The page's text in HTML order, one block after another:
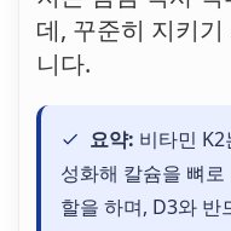
데, 꾸준히 지키
니다.
요약: 비타민
성화해 칼슘을 뼈
할을 하며, D3와 반